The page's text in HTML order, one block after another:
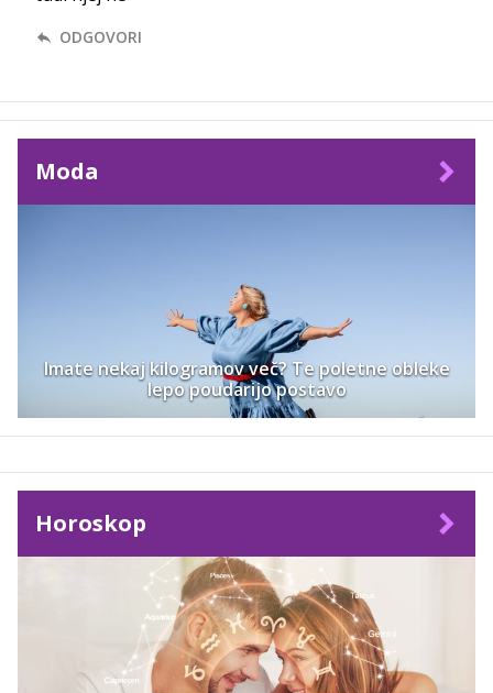
ODGOVORI
Moda
Imate nekaj kilogramov več? Te poletne obleke
lepo poudarijo postavo
Horoskop